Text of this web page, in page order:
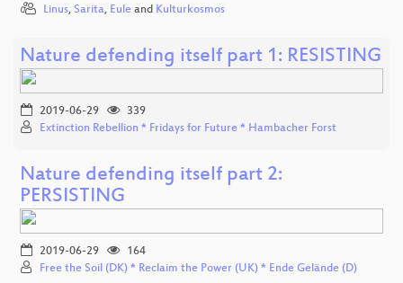
Linus, Sarita, Eule and Kulturkosmos
Nature defending itself part 1: RESISTING
2019-06-29
339
Extinction Rebellion * Fridays for Future * Hambacher Forst
Nature defending itself part 2:
PERSISTING
2019-06-29
164
Free the Soil (DK) * Reclaim the Power (UK) * Ende Gelände (D)